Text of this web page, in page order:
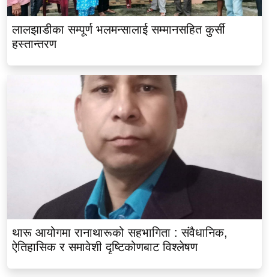
लालझाडीका सम्पूर्ण भलमन्सालाई सम्मानसहित कुर्सी
हस्तान्तरण
थारू आयोगमा रानाथारूको सहभागिता : संवैधानिक,
ऐतिहासिक र समावेशी दृष्टिकोणबाट विश्लेषण